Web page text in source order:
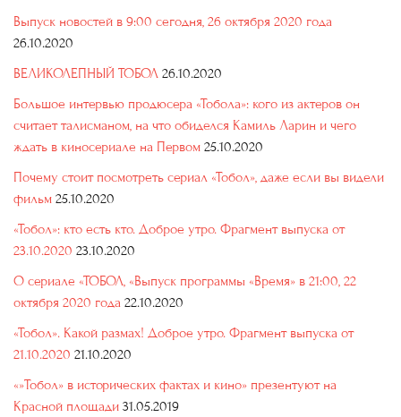
Выпуск новостей в 9:00 сегодня, 26 октября 2020 года
26.10.2020
ВЕЛИКОЛЕПНЫЙ ТОБОЛ 26.10.2020
Большое интервью продюсера «Тобола»: кого из актеров он
считает талисманом, на что обиделся Камиль Ларин и чего
ждать в киносериале на Первом 25.10.2020
Почему стоит посмотреть сериал «Тобол», даже если вы видели
фильм 25.10.2020
«Тобол»: кто есть кто. Доброе утро. Фрагмент выпуска от
23.10.2020 23.10.2020
О сериале «ТОБОЛ, «Выпуск программы «Время» в 21:00, 22
октября 2020 года 22.10.2020
«Тобол». Какой размах! Доброе утро. Фрагмент выпуска от
21.10.2020 21.10.2020
«»Тобол» в исторических фактах и кино» презентуют на
Красной площади 31.05.2019